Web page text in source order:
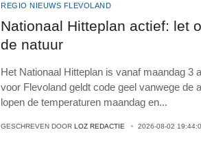
REGIO NIEUWS FLEVOLAND
Nationaal Hitteplan actief: let
de natuur
Het Nationaal Hitteplan is vanaf maandag 3
voor Flevoland geldt code geel vanwege de
lopen de temperaturen maandag en...
GESCHREVEN DOOR LOZ REDACTIE 2026-08-02